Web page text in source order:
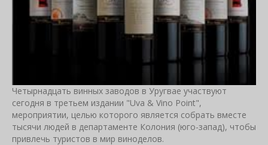
Четырнадцать винных заводов в Уругвае участвуют
сегодня в третьем издании "Uva & Vino Point",
мероприятии, целью которого является собрать вместе
тысячи людей в департаменте Колония (юго-запад), чтобы
привлечь туристов в мир виноделов.